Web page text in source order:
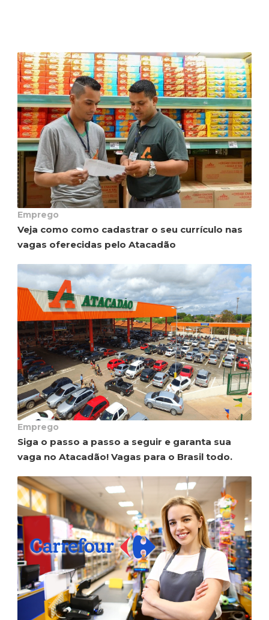
Emprego
Veja como como cadastrar o seu currículo nas
vagas oferecidas pelo Atacadão
Emprego
Siga o passo a passo a seguir e garanta sua
vaga no Atacadão! Vagas para o Brasil todo.